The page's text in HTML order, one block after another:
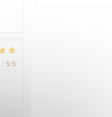
: 5/5